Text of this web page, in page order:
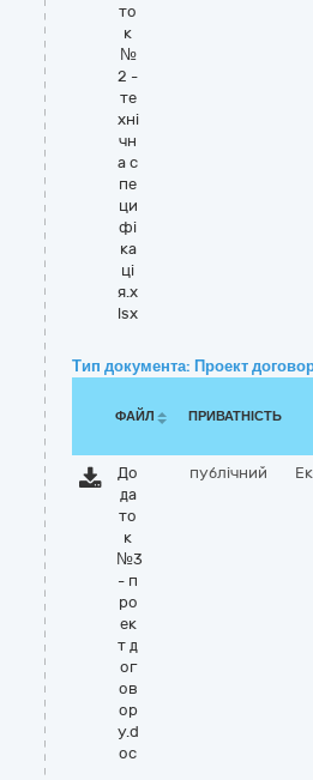
то
к
№
2 -
те
хні
чн
а с
пе
ци
фі
ка
ці
я.x
lsx
Тип документа: Проект
ФАЙЛ ПРИВАТНІСТЬ
До
да
то
к
№3
- п
ро
ек
т д
ог
ов
ор
у.d
oc
публічний